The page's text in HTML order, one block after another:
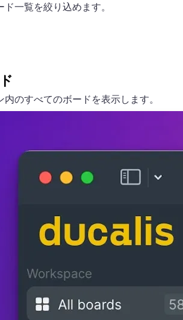
一覧を絞り込めます。
のすべてのボードを表示します。